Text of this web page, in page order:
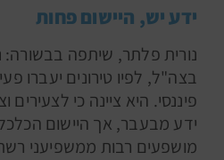
ידע יש, היישום פחות
נורית פלתר, שיתפה
בצה"ל, לפיו טירונים יעברו
פיננסי. היא ציינה כי לצעירים
ידע מבעבר, אך היישום
מושפעים רבות ממשפיעני